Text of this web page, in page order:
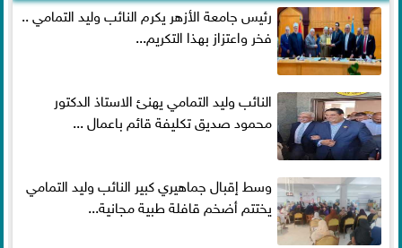
رئيس جامعة الأزهر يكرم النائب وليد التمامي ..
فخر واعتزاز بهذا التكريم...
النائب وليد التمامي يهنئ الاستاذ الدكتور
محمود صديق تكليفة قائم باعمال ...
وسط إقبال جماهيري كبير النائب وليد التمامي
يختتم أضخم قافلة طبية مجانية...